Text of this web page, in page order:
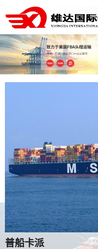
普船卡派